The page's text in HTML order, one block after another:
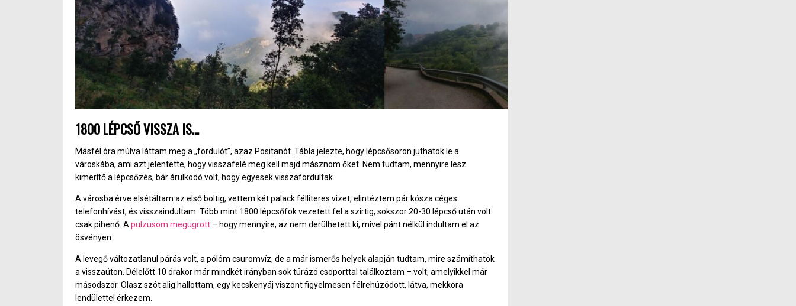
1800 LÉPCSŐ VISSZA IS…
Másfél óra múlva láttam meg a „fordulót”, azaz Positanót. Tábla jelezte, hogy lépcsősoron juthatok le a
városkába, ami azt jelentette, hogy visszafelé meg kell majd másznom őket. Nem tudtam, mennyire lesz
kimerítő a lépcsőzés, bár árulkodó volt, hogy egyesek visszafordultak.
A városba érve elsétáltam az első boltig, vettem két palack félliteres vizet, elintéztem pár kósza céges
telefonhívást, és visszaindultam. Több mint 1800 lépcsőfok vezetett fel a szirtig, sokszor 20-30 lépcső után volt
csak pihenő. Apulzusom megugrott – hogy mennyire, az nem derülhetett ki, mivel pánt nélkül indultam el az
ösvényen.
A levegő változatlanul párás volt, a pólóm csuromvíz, de a már ismerős helyek alapján tudtam, mire számíthatok
a visszaúton. Délelőtt 10 órakor már mindkét irányban sok túrázó csoporttal találkoztam – volt, amelyikkel már
másodszor. Olasz szót alig hallottam, egy kecskenyáj viszont figyelmesen félrehúzódott, látva, mekkora
lendülettel érkezem.